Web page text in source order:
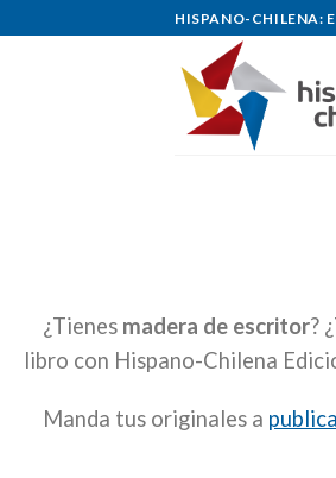
to
HISPANO-CHILENA:
¿Tienes madera de escritor?
libro con Hispano-Chilena
Manda tus originales a